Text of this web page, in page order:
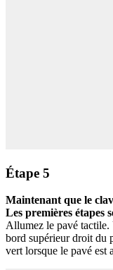
Étape 5
Maintenant que le
Les premières étapes
Allumez le pavé
bord supérieur droit du
vert lorsque le pavé est